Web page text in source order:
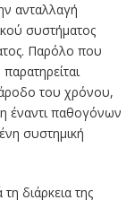
ανταλλαγή
συστήματος
Παρόλο που
του χρόνου,
έναντι παθογόνων
συστημική
διάρκεια της